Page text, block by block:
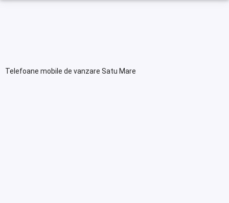
Telefoane mobile de vanzare Satu Mare